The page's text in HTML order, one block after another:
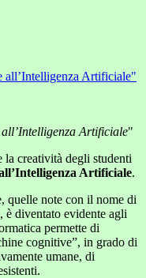
all’Intelligenza Artificiale"
Artificiale"
la creatività degli studenti
Artificiale.
quelle note con il nome di
diventato evidente agli
permette di
cognitive”, in grado di
umane, di